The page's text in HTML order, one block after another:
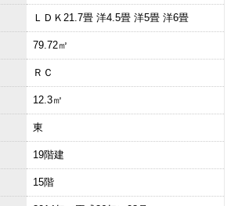
ＬＤＫ21.7畳 洋4.5畳 洋5畳 洋6畳
79.72㎡
ＲＣ
12.3㎡
東
19階建
15階